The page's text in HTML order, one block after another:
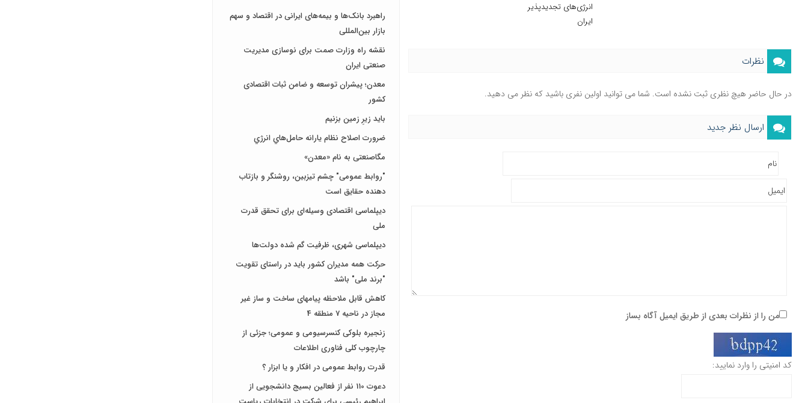
انرژی‌های تجدیدپذیر
ایران
نظرات
در حال حاضر هیچ نظری ثبت نشده است. شما می توانید اولین نفری باشید که نظر می دهید.
ارسال نظر جدید
من را از نظرات بعدی از طریق ایمیل آگاه بساز
کد امنیتی را وارد نمایید:
راهبرد بانک‌ها و بیمه‌های ایرانی در اقتصاد و سهم
بازار بین‌المللی
نقشه راه وزارت صمت برای نوسازی مدیریت
صنعتی ایران
معدن؛ پیشران توسعه و ضامن ثبات اقتصادی
کشور
باید زیرِ زمین بزنیم
ضرورت اصلاح نظام يارانه حامل‌هاي انرژي
مگاصنعتی به نام «معدن»
"روابط عمومی" چشم تیزبین، روشنگر و بازتاب
دهنده حقایق است
دیپلماسی اقتصادی وسیله‌ای برای تحقق قدرت
ملی
دیپلماسی شهری، ظرفیت گم شده دولت‌ها
حرکت همه مدیران کشور باید در راستای تقویت
"برند ملی" باشد
کاهش قابل ملاحظه پیامهای ساخت و ساز غیر
مجاز در ناحیه 7 منطقه 4
زنجیره بلوکی کنسرسیومی و عمومی؛ جزئی از
چارچوب کلی فناوری اطلاعات
قدرت روابط عمومی در افکار و یا ابزار ؟
دعوت 110 نفر از فعالین بسیج دانشجویی از